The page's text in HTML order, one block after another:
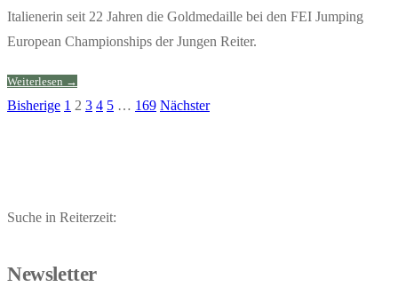
Italienerin seit 22 Jahren die Goldmedaille bei den FEI Jumping
European Championships der Jungen Reiter.
Weiterlesen →
Seitennummerierung
Bisherige 1 2 3 4 5 … 169 Nächster
Suche in Reiterzeit:
Newsletter